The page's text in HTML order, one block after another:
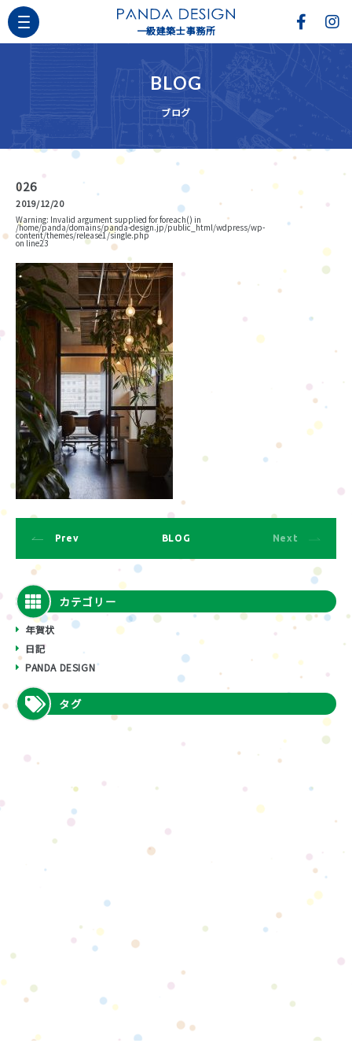
一級建築士事務所
BLOG
ブログ
026
2019/12/20
Warning: Invalid argument supplied for foreach() in
/home/panda/domains/panda-design.jp/public_html/wdpress/wp-
content/themes/release1/single.php
on line23
Prev BLOG Next
カテゴリー
年賀状
日記
PANDA DESIGN
タグ